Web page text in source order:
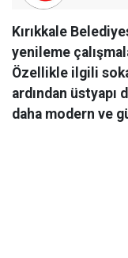
Kırıkkale
yenileme
Özellikle ilgili
ardından
daha modern ve